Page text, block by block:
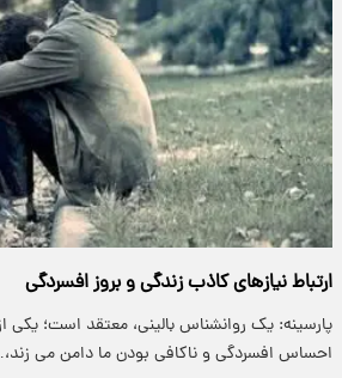
ارتباط نیازهای کاذب زندگی و بروز افسردگی
پارسینه: یک روانشناس بالینی، معتقد است؛ یکی
احساس افسردگی و ناکافی بودن ما دامن می